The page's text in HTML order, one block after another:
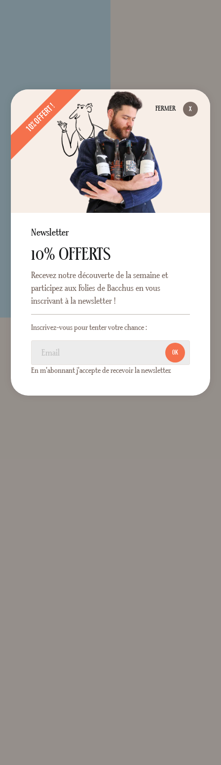
FERMER
10% OFFERT !
Newsletter
10% OFFERTS
Recevez notre découverte de la semaine et
participez aux Folies de Bacchus en vous
inscrivant à la newsletter !
Inscrivez-vous pour tenter votre chance :
OK
En m'abonnant j'accepte de recevoir la newsletter.